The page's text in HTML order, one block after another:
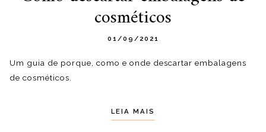
cosméticos
01/09/2021
Um guia de porque, como e onde descartar embalagens
de cosméticos.
LEIA MAIS